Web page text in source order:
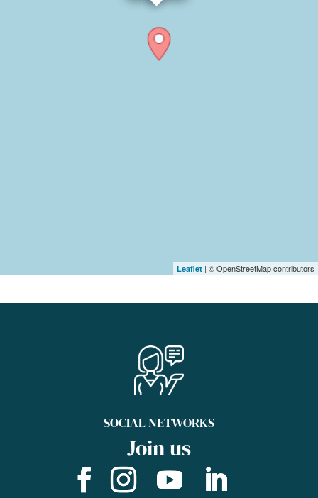
Leaflet | © OpenStreetMap contributors
SOCIAL NETWORKS
Join us